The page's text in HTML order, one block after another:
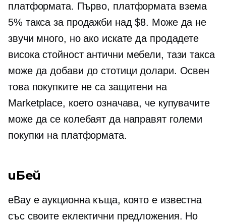
платформата. Първо, платформата взема
5% такса за продажби над $8. Може да не
звучи много, но ако искате да продадете
висока стойностантични мебели, тази такса
може да добави до стотици долари. Освен
това покупките не са защитени на
Marketplace, което означава, че купувачите
може да се колебаят да направят големи
покупки на платформата.
иБей
eBay е аукционна къща, която е известна
със своите еклектични предложения. Но